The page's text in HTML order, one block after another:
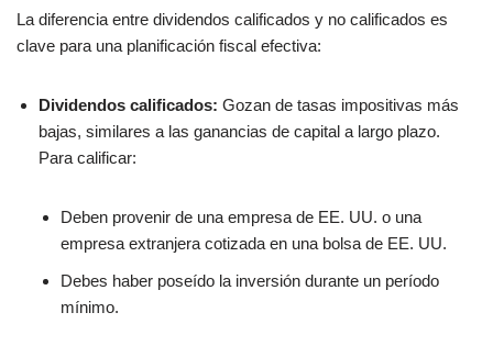
La diferencia entre dividendos calificados y no calificados es
clave para una planificación fiscal efectiva:
Dividendos calificados: Gozan de tasas impositivas más
bajas, similares a las ganancias de capital a largo plazo.
Para calificar:
Deben provenir de una empresa de EE. UU. o una
empresa extranjera cotizada en una bolsa de EE. UU.
Debes haber poseído la inversión durante un período
mínimo.